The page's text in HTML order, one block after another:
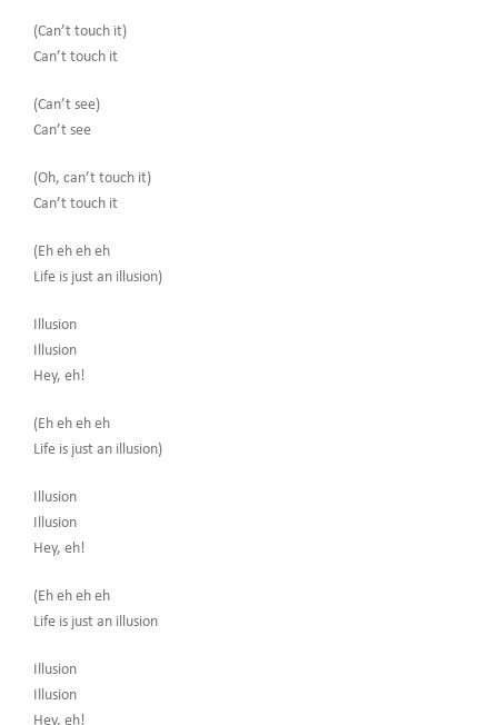
(Can’t touch it)
Can’t touch it
(Can’t see)
Can’t see
(Oh, can’t touch it)
Can’t touch it
(Eh eh eh eh
Life is just an illusion)
Illusion
Illusion
Hey, eh!
(Eh eh eh eh
Life is just an illusion)
Illusion
Illusion
Hey, eh!
(Eh eh eh eh
Life is just an illusion
Illusion
Illusion
Hey, eh!